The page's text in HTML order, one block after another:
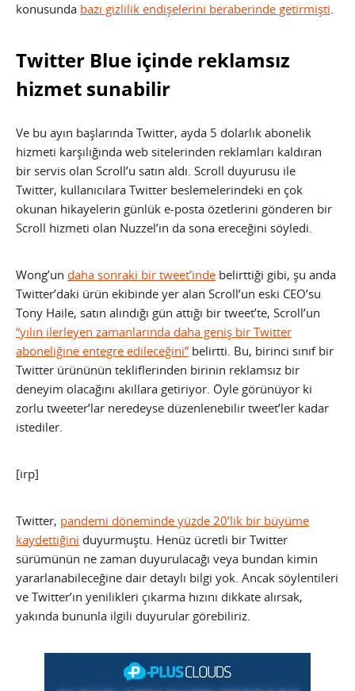
konusunda bazı gizlilik endişelerini beraberinde getirmişti.
Twitter Blue içinde reklamsız
hizmet sunabilir
Ve bu ayın başlarında Twitter, ayda 5 dolarlık abonelik
hizmeti karşılığında web sitelerinden reklamları kaldıran
bir servis olan Scroll’u satın aldı. Scroll duyurusu ile
Twitter, kullanıcılara Twitter beslemelerindeki en çok
okunan hikayelerin günlük e-posta özetlerini gönderen bir
Scroll hizmeti olan Nuzzel’in da sona ereceğini söyledi.
Wong’un daha sonraki bir tweet’inde belirttiği gibi, şu anda
Twitter’daki ürün ekibinde yer alan Scroll’un eski CEO’su
Tony Haile, satın alındığı gün attığı bir tweet’te, Scroll’un
“yılın ilerleyen zamanlarında daha geniş bir Twitter
aboneliğine entegre edileceğini” belirtti. Bu, birinci sınıf bir
Twitter ürününün tekliflerinden birinin reklamsız bir
deneyim olacağını akıllara getiriyor. Öyle görünüyor ki
zorlu tweeter’lar neredeyse düzenlenebilir tweet’ler kadar
istediler.
[irp]
Twitter, pandemi döneminde yüzde 20’lik bir büyüme
kaydettiğini duyurmuştu. Henüz ücretli bir Twitter
sürümünün ne zaman duyurulacağı veya bundan kimin
yararlanabileceğine dair detaylı bilgi yok. Ancak söylentileri
ve Twitter’ın yenilikleri çıkarma hızını dikkate alırsak,
yakında bununla ilgili duyurular görebiliriz.